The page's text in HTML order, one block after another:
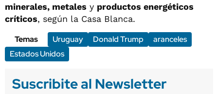
minerales, metales y productos energéticos
críticos, según la Casa Blanca.
Temas
Uruguay Donald Trump
aranceles
Estados Unidos
Suscribite al Newsletter